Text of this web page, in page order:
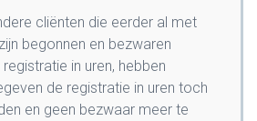
cliënten die eerder al met
begonnen en bezwaren
in uren, hebben
de registratie in uren toch
en geen bezwaar meer te